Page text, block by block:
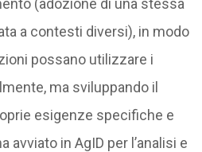
(adozione di una stessa
a contesti diversi), in modo
possano utilizzare i
ma sviluppando il
esigenze specifiche e
in AgID per l’analisi e